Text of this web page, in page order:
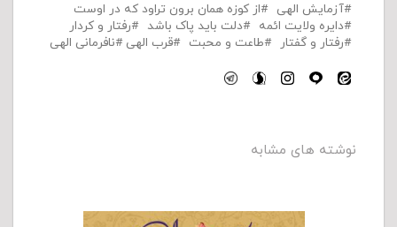
آزمایش الهی
از کوزه همان برون تراود که در اوست
دایره ولایت ائمه
دلت باید پاک باشد
رفتار و کردار
رفتار و گفتار
طاعت و محبت قرب الهی نافرمانی الهی
نوشته های مشابه